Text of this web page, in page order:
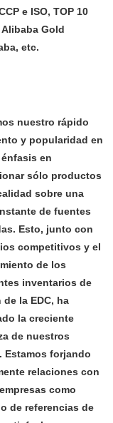
e ISO, TOP 10
Gold
etc.
nuestro rápido
y popularidad en
en
sólo productos
sobre una
de fuentes
Esto, junto con
competitivos y el
de los
inventarios de
de la EDC, ha
la creciente
de nuestros
Estamos forjando
relaciones con
como
de referencias de